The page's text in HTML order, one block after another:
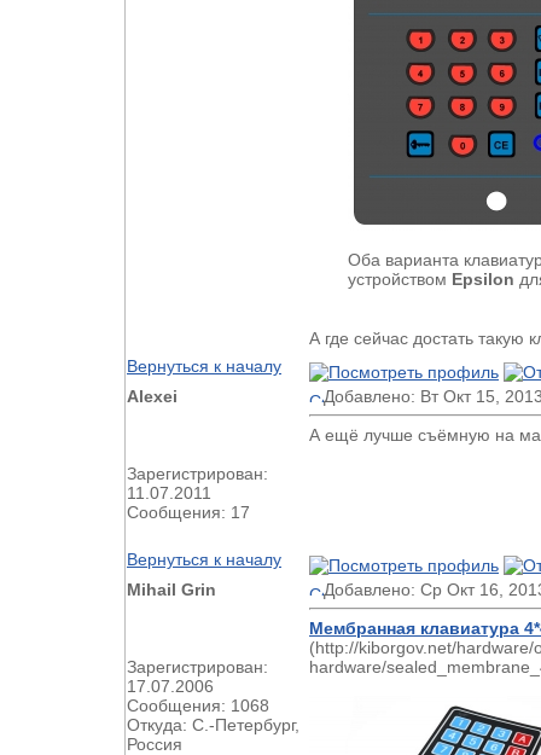
Оба варианта
устройством Epsilon
А где сейчас достать такую
Вернуться к началу
Alexei
Зарегистрирован:
11.07.2011
Сообщения: 17
Добавлено: Вт Окт 15,
А ещё лучше съёмную на
Вернуться к началу
Mihail Grin
Зарегистрирован:
17.07.2006
Сообщения: 1068
Откуда: С.-Петербург,
Россия
Добавлено: Ср Окт 16,
Мембранная клавиатура
(http://kiborgov.net/hardware/
hardware/